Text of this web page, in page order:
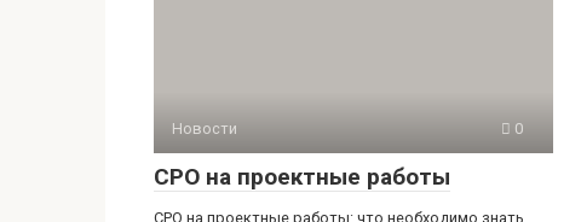
Новости 0
СРО на проектные работы
СРО на проектные работы: что необходимо знать